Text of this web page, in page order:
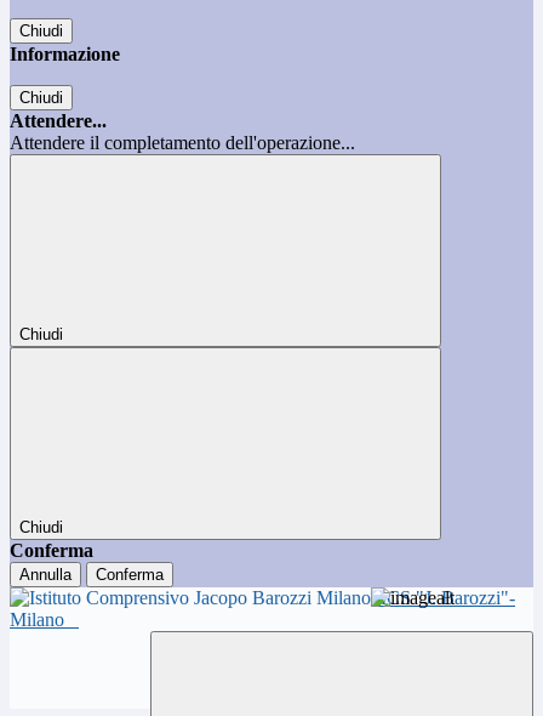
Chiudi
Informazione
Chiudi
Attendere...
Attendere il completamento dell'operazione...
Chiudi
Chiudi
Conferma
Annulla Conferma
ICS "J. Barozzi"-
Milano